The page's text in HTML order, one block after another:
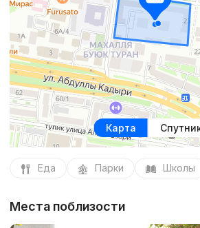
Карта
Еда Парки Школы
Места поблизости